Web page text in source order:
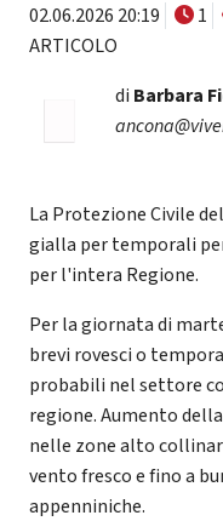
02.06.2026 20:19 1
ARTICOLO
di Barbara
La Protezione Civile
gialla per temporali
per l'intera Regione.
Per la giornata di
brevi rovesci o
probabili nel settore
regione. Aumento
nelle zone alto
vento fresco e fino a
appenniniche.